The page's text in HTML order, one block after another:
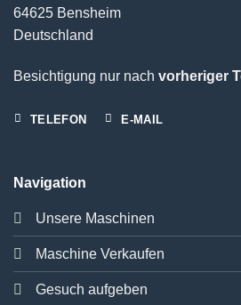
64625 Bensheim
Deutschland
Besichtigung nur nach vorheriger
TELEFON E-MAIL
Navigation
Unsere Maschinen
Maschine Verkaufen
Gesuch aufgeben